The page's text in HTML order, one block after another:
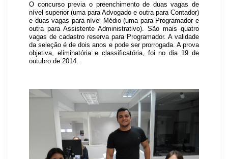
O concurso previa o preenchimento de duas vagas de
nível superior (uma para Advogado e outra para Contador)
e duas vagas para nível Médio (uma para Programador e
outra para Assistente Administrativo). São mais quatro
vagas de cadastro reserva para Programador. A validade
da seleção é de dois anos e pode ser prorrogada. A prova
objetiva, eliminatória e classificatória, foi no dia 19 de
outubro de 2014.